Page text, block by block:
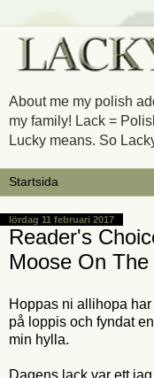
About me my polish
my family! Lack =
Lucky means. So
lördag 11 februari 2017
Reader's
Moose On
Hoppas ni allihopa
på loppis och fyndat
min hylla.
Dagens lack var ett